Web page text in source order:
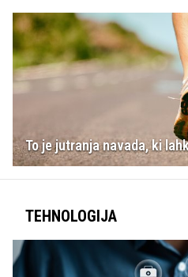
To je jutranja navada, ki
TEHNOLOGIJA